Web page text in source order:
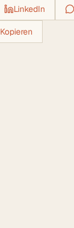
LinkedIn
Kopieren